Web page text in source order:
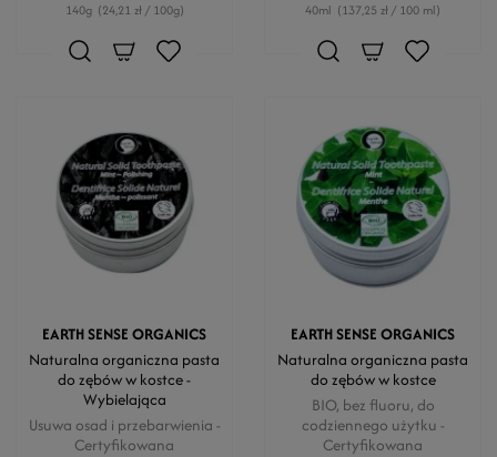
140g (24,21 zł / 100g) 40ml (137,25 zł / 100 ml)
EARTH SENSE ORGANICS
Naturalna organiczna pasta
do zębów w kostce -
Wybielająca
Usuwa osad i przebarwienia -
Certyfikowana
EARTH SENSE ORGANICS
Naturalna organiczna pasta
do zębów w kostce
BIO, bez fluoru, do
codziennego użytku -
Certyfikowana